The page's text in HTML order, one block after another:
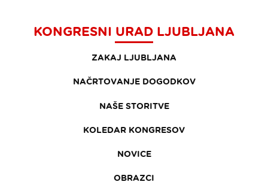
KONGRESNI URAD LJUBLJANA
ZAKAJ LJUBLJANA
NAČRTOVANJE DOGODKOV
NAŠE STORITVE
KOLEDAR KONGRESOV
NOVICE
OBRAZCI